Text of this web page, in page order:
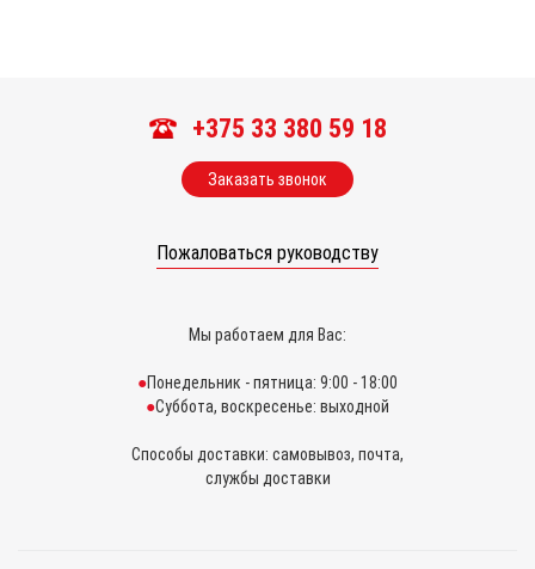
+375 33 380 59 18
Заказать звонок
Пожаловаться руководству
Мы работаем для Вас:
Понедельник - пятница: 9:00 - 18:00
Суббота, воскресенье: выходной
Способы доставки: самовывоз, почта,
службы доставки